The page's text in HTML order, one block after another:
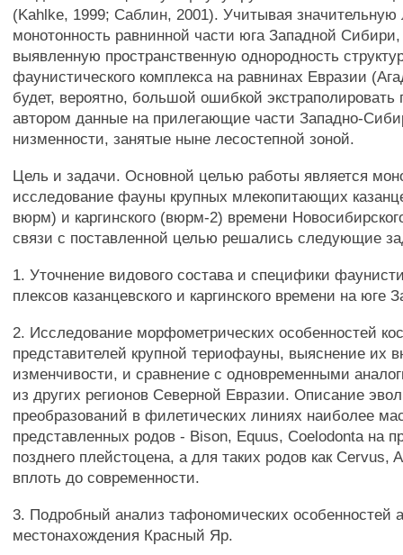
(Kahlke, 1999; Саблин, 2001). Учитывая
монотонность равнинной части юга Западной Сибири,
выявленную пространственную однородность
фаунистического комплекса на равнинах Евразии
будет, вероятно, большой ошибкой экстраполировать
автором данные на прилегающие части Западно-
низменности, занятые ныне лесостепной зоной.
Цель и задачи. Основной целью работы является
исследование фауны крупных млекопитающих
вюрм) и каргинского (вюрм-2) времени
связи с поставленной целью решались следующие
1. Уточнение видового состава и специфики
плексов казанцевского и каргинского времени на юге
2. Исследование морфометрических особенностей
представителей крупной териофауны, выяснение их
изменчивости, и сравнение с одновременными
из других регионов Северной Евразии. Описание
преобразований в филетических линиях наиболее
представленных родов - Bison, Equus, Coelodonta на
позднего плейстоцена, а для таких родов как Cervus,
вплоть до современности.
3. Подробный анализ тафономических особенностей
местонахождения Красный Яр.